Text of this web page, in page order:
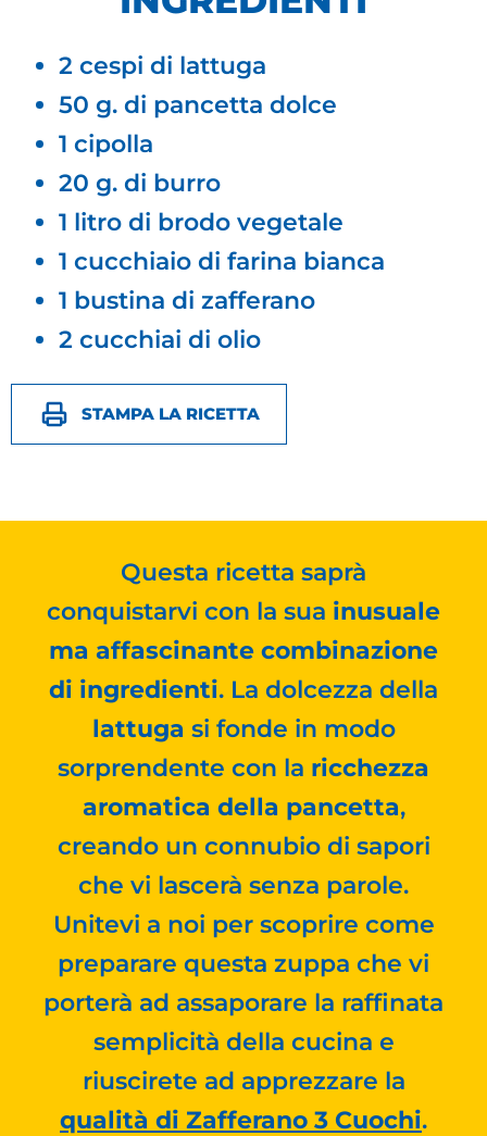
2 cespi di lattuga
50 g. di pancetta dolce
1 cipolla
20 g. di burro
1 litro di brodo vegetale
1 cucchiaio di farina bianca
1 bustina di zafferano
2 cucchiai di olio
STAMPA LA RICETTA
Questa ricetta saprà
conquistarvi con la sua inusuale
ma affascinante combinazione
di ingredienti. La dolcezza della
lattuga si fonde in modo
sorprendente con la ricchezza
aromatica della pancetta,
creando un connubio di sapori
che vi lascerà senza parole.
Unitevi a noi per scoprire come
preparare questa zuppa che vi
porterà ad assaporare la raffinata
semplicità della cucina e
riuscirete ad apprezzare la
qualità di Zafferano 3 Cuochi.